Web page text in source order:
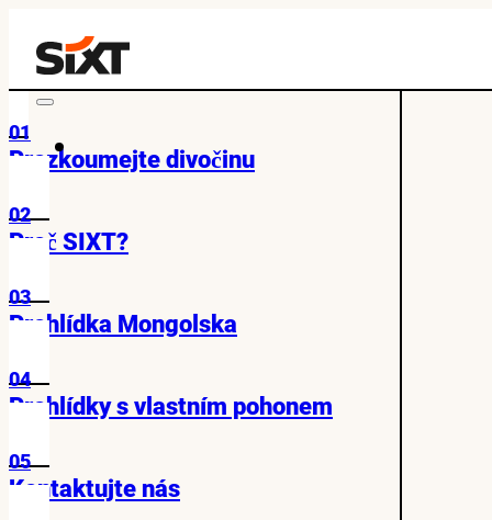
01
Prozkoumejte divočinu
02
Proč SIXT?
03
Prohlídka Mongolska
04
Prohlídky s vlastním pohonem
05
Kontaktujte nás